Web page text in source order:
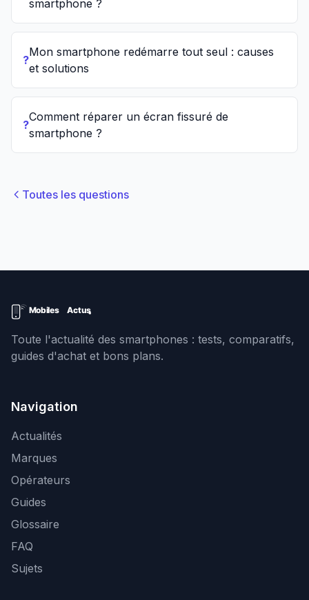
smartphone ?
?
Mon smartphone redémarre tout seul : causes
et solutions
?
Comment réparer un écran fissuré de
smartphone ?
Toutes les questions
Toute l'actualité des smartphones : tests, comparatifs,
guides d'achat et bons plans.
Navigation
Actualités
Marques
Opérateurs
Guides
Glossaire
FAQ
Sujets